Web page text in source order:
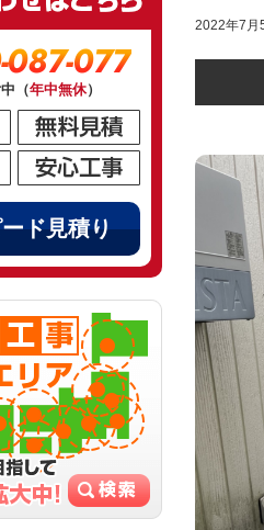
2022年7月
087-077
（年中無休）
ド見積り